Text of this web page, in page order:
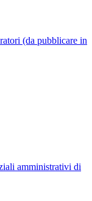
(da pubblicare in
amministrativi di